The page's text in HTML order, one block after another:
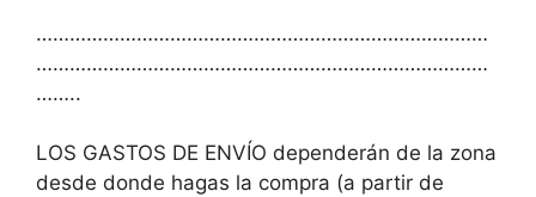
………………………………………………………………………
………………………………………………………………………
……..
LOS GASTOS DE ENVÍO dependerán de la zona
desde donde hagas la compra (a partir de